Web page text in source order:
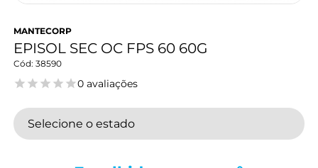
MANTECORP
EPISOL SEC OC FPS 60 60G
38590
0 avaliações
Selecione o estado